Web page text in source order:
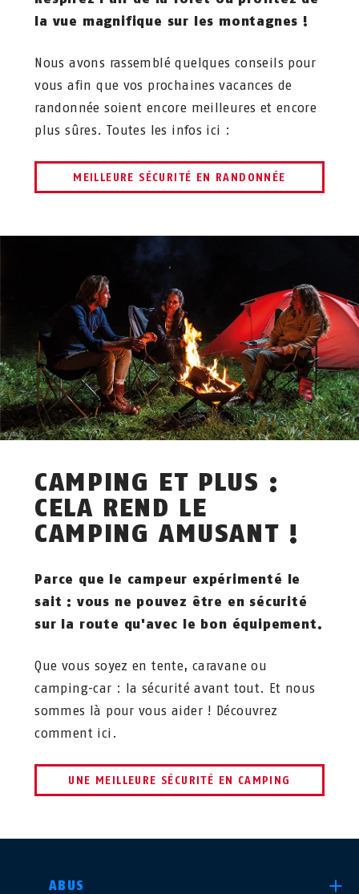
la vue magnifique sur les montagnes !
Nous avons rassemblé quelques conseils pour
vous afin que vos prochaines vacances de
randonnée soient encore meilleures et encore
plus sûres. Toutes les infos ici :
MEILLEURE SÉCURITÉ EN RANDONNÉE
CAMPING ET PLUS :
CELA REND LE
CAMPING AMUSANT !
Parce que le campeur expérimenté le
sait : vous ne pouvez être en sécurité
sur la route qu'avec le bon équipement.
Que vous soyez en tente, caravane ou
camping-car : la sécurité avant tout. Et nous
sommes là pour vous aider ! Découvrez
comment ici.
UNE MEILLEURE SÉCURITÉ EN CAMPING
ABUS
CHOISIR UN PAYS